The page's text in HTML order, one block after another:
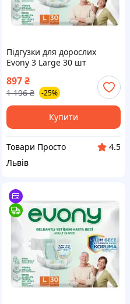
Підгузки для дорослих
Evony 3 Large 30 шт
897₴
1 196 ₴ -25%
Купити
Товари Просто
4.5
Львів